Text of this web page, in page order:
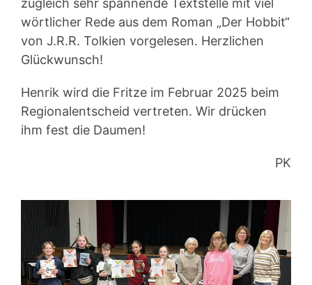
zugleich sehr spannende Textstelle mit viel
wörtlicher Rede aus dem Roman „Der Hobbit“
von J.R.R. Tolkien vorgelesen. Herzlichen
Glückwunsch!
Henrik wird die Fritze im Februar 2025 beim
Regionalentscheid vertreten. Wir drücken
ihm fest die Daumen!
PK